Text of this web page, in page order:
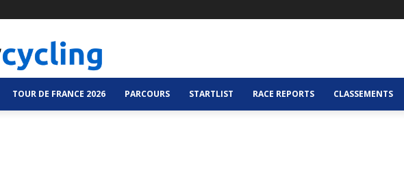
TOUR DE FRANCE 2026 PARCOURS STARTLIST RACE REPORTS CLASSEMENTS